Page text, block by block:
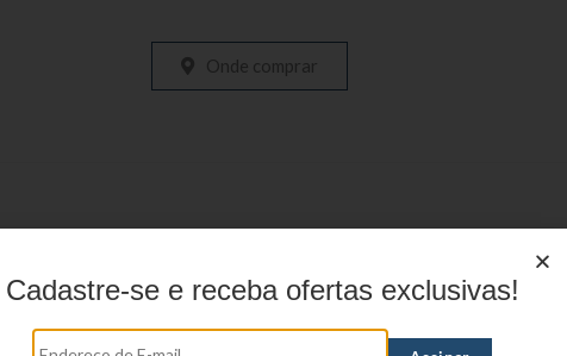
Onde comprar
Cadastre-se e receba ofertas exclusivas!